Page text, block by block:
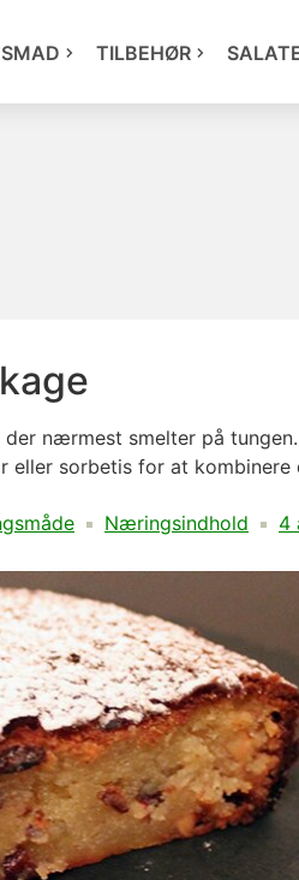
TILBEHØR
der nærmest smelter på
eller sorbetis for at kombinere
Næringsindhold 4